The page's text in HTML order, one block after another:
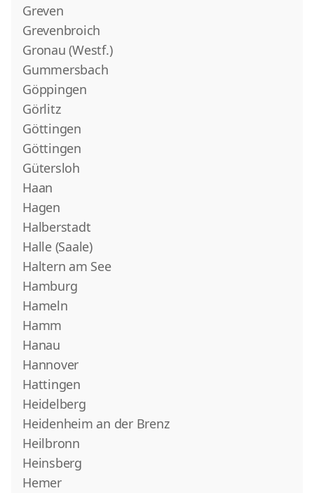
Greven
Grevenbroich
Gronau (Westf.)
Gummersbach
Göppingen
Görlitz
Göttingen
Göttingen
Gütersloh
Haan
Hagen
Halberstadt
Halle (Saale)
Haltern am See
Hamburg
Hameln
Hamm
Hanau
Hannover
Hattingen
Heidelberg
Heidenheim an der Brenz
Heilbronn
Heinsberg
Hemer